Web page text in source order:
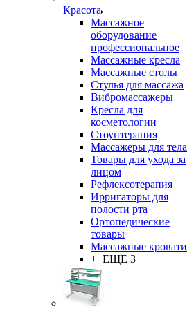
Красота
Массажное
оборудование
профессиональное
Массажные кресла
Массажные столы
Стулья для массажа
Вибромассажеры
Кресла для
косметологии
Стоунтерапия
Массажеры для тела
Товары для ухода за
лицом
Рефлексотерапия
Ирригаторы для
полости рта
Ортопедические
товары
Массажные кровати
+ ЕЩЕ 3